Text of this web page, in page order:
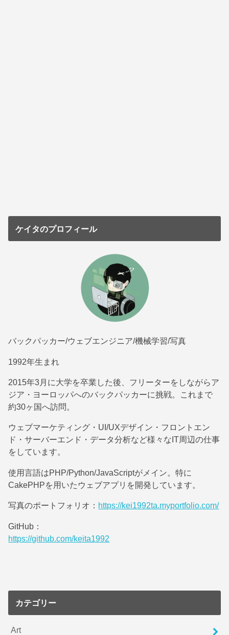
ケイタのプロフィール
バックパッカー/ウェブエンジニア/機械学習/写真
1992年生まれ
2015年3月に大学を卒業した後、フリーターをしながらア
ジア・ヨーロッパへのバックパッカーに挑戦。これまで
約30ヶ国へ訪問。
ウェブマーケティング・UI/UXデザイン・フロントエン
ド・サーバーエンド・データ分析など様々なIT周辺の仕事
をしています。
使用言語はPHP/Python/JavaScriptがメイン。特に
CakePHPを用いたウェブアプリを開発しています。
写真のポートフォリオ： https://kei1992ta.myportfolio.com/
GitHub：
https://github.com/keita1992
カテゴリー
Art